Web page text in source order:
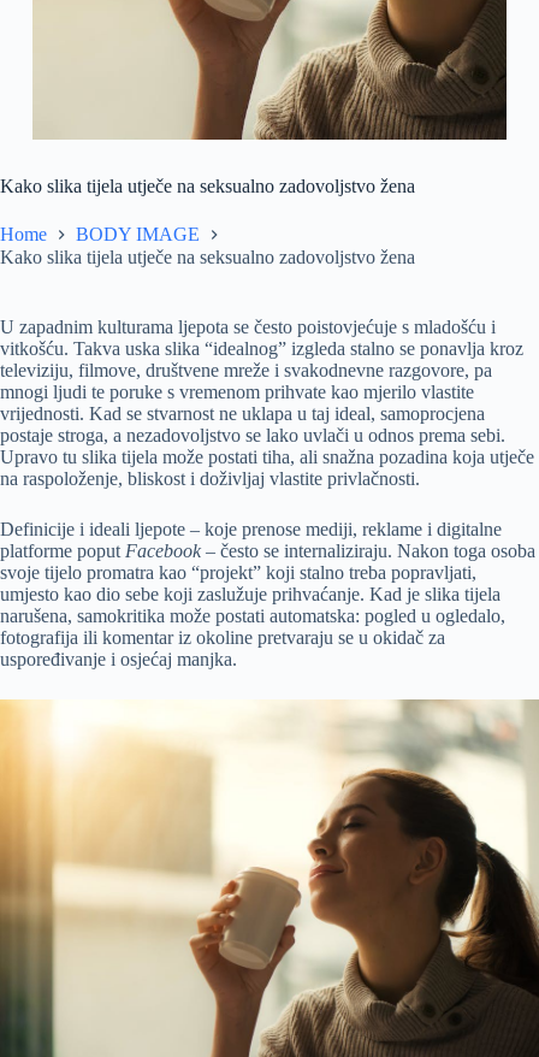
Kako slika tijela utječe na seksualno zadovoljstvo žena
Home
BODY IMAGE
Kako slika tijela utječe na seksualno zadovoljstvo žena
U zapadnim kulturama ljepota se često poistovjećuje s mladošću i
vitkošću. Takva uska slika “idealnog” izgleda stalno se ponavlja kroz
televiziju, filmove, društvene mreže i svakodnevne razgovore, pa
mnogi ljudi te poruke s vremenom prihvate kao mjerilo vlastite
vrijednosti. Kad se stvarnost ne uklapa u taj ideal, samoprocjena
postaje stroga, a nezadovoljstvo se lako uvlači u odnos prema sebi.
Upravo tu slika tijela može postati tiha, ali snažna pozadina koja utječe
na raspoloženje, bliskost i doživljaj vlastite privlačnosti.
Definicije i ideali ljepote – koje prenose mediji, reklame i digitalne
platforme poput Facebook – često se internaliziraju. Nakon toga osoba
svoje tijelo promatra kao “projekt” koji stalno treba popravljati,
umjesto kao dio sebe koji zaslužuje prihvaćanje. Kad je slika tijela
narušena, samokritika može postati automatska: pogled u ogledalo,
fotografija ili komentar iz okoline pretvaraju se u okidač za
uspoređivanje i osjećaj manjka.